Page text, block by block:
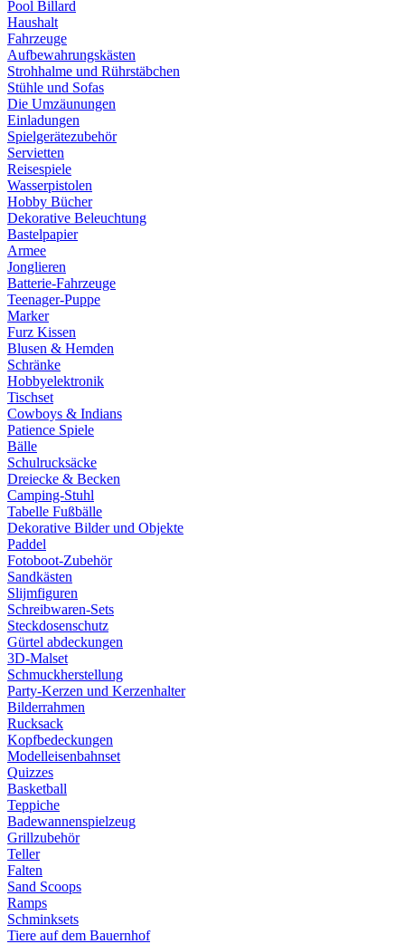
Pool Billard
Haushalt
Fahrzeuge
Aufbewahrungskästen
Strohhalme und Rührstäbchen
Stühle und Sofas
Die Umzäunungen
Einladungen
Spielgerätezubehör
Servietten
Reisespiele
Wasserpistolen
Hobby Bücher
Dekorative Beleuchtung
Bastelpapier
Armee
Jonglieren
Batterie-Fahrzeuge
Teenager-Puppe
Marker
Furz Kissen
Blusen & Hemden
Schränke
Hobbyelektronik
Tischset
Cowboys & Indians
Patience Spiele
Bälle
Schulrucksäcke
Dreiecke & Becken
Camping-Stuhl
Tabelle Fußbälle
Dekorative Bilder und Objekte
Paddel
Fotoboot-Zubehör
Sandkästen
Slijmfiguren
Schreibwaren-Sets
Steckdosenschutz
Gürtel abdeckungen
3D-Malset
Schmuckherstellung
Party-Kerzen und Kerzenhalter
Bilderrahmen
Rucksack
Kopfbedeckungen
Modelleisenbahnset
Quizzes
Basketball
Teppiche
Badewannenspielzeug
Grillzubehör
Teller
Falten
Sand Scoops
Ramps
Schminksets
Tiere auf dem Bauernhof